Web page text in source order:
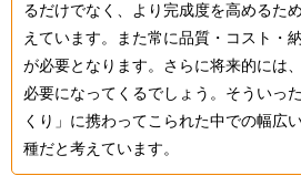
るだけでなく、より完成度を高めるた
えています。また常に品質・コスト・
が必要となります。さらに将来的には
必要になってくるでしょう。そういっ
くり」に携わってこられた中での幅広
種だと考えています。